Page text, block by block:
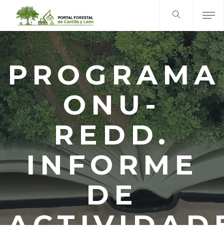
PROGRAMA
ONU-
REDD.
INFORME
DE